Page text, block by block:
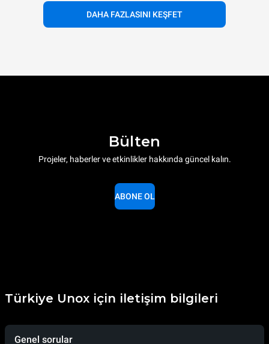
DAHA FAZLASINI KEŞFET
Bülten
Projeler, haberler ve etkinlikler hakkında güncel kalın.
ABONE OL
Türkiye Unox için iletişim bilgileri
Genel sorular